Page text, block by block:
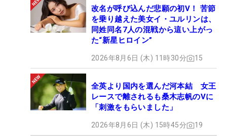
改名が呼び込んだ悲願の初V！ 苦節
を乗り越えた美女イ・ユルリンは、
同姓同名7人の混戦から這い上がっ
た“新星ヒロイン”
2026年8月6日 (木) 11時30分 15
全英より国内を選んだ河本結 女王
レースで離されるも桑木志帆のVに
「刺激をもらいました」
2026年8月6日 (木) 15時45分 19